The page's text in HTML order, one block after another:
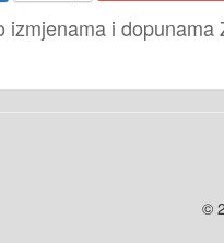
izmjenama i
©